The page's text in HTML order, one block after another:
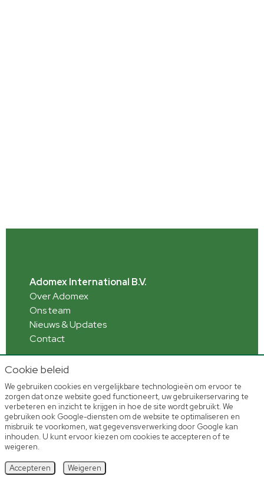
Adomex International B.V.
Over Adomex
Ons team
Nieuws & Updates
Contact
Informatie
Webshop toelichting
Veelgestelde vragen
Home Voorraad
Cookie beleid
We gebruiken cookies en vergelijkbare technologieën om ervoor te
zorgen dat onze website goed functioneert, uw gebruikerservaring te
verbeteren en inzicht te krijgen in hoe de site wordt gebruikt. We
gebruiken ook Google-diensten om de website te optimaliseren en
misbruik te voorkomen, wat gegevensverwerking door Google kan
inhouden. U kunt ervoor kiezen om cookies te accepteren of te
weigeren.
Accepteren Weigeren